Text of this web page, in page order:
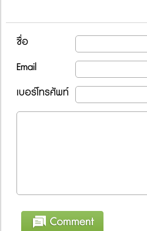
ชื่อ
Email
เบอร์โทรศัพท์